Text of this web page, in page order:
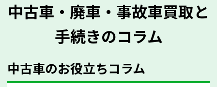
質問させていただく内容は以下の通りとなります。
メーカー／車種
型式／グレード
走行距離（例：約〇万キロ）
中古車・廃車・事故車買取と
手続きのコラム
中古車のお役立ちコラム